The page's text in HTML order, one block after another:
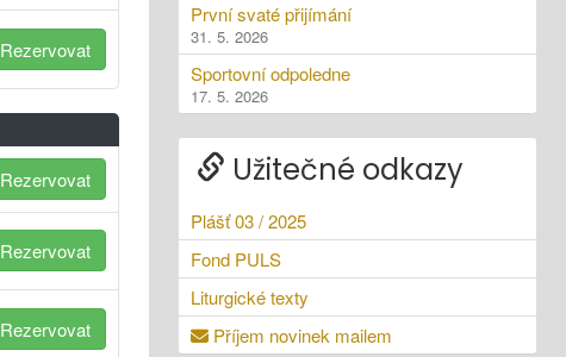
Rezervovat
Rezervovat
Rezervovat
Rezervovat
První svaté přijímání
31. 5. 2026
Sportovní odpoledne
17. 5. 2026
Užitečné odkazy
Plášť 03 / 2025
Fond PULS
Liturgické texty
Příjem novinek mailem